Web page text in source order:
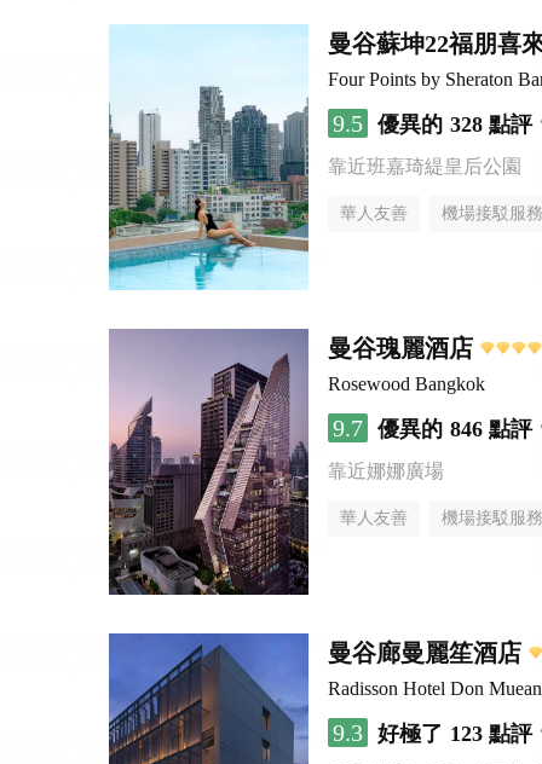
曼谷蘇坤22福朋喜
Four Points by Sheraton
9.5 優異的 328 點評
靠近班嘉琦緹皇后公園
華人友善 機場接駁服務
曼谷瑰麗酒店
Rosewood Bangkok
9.7 優異的 846 點評
靠近娜娜廣場
華人友善 機場接駁服務
曼谷廊曼麗笙酒店
Radisson Hotel Don
9.3 好極了 123 點評